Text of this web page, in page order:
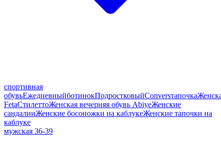
спортивная
обувьЕжедневныйботинокПодростковыйConversтапочка
FetaСтилеттоЖенская вечерняя обувь AbiyeЖенские
сандалииЖенские босоножки на каблукеЖенские тапочки на
каблуке
мужская 36-39